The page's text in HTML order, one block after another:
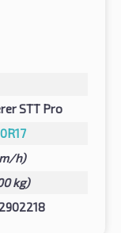
STT Pro
h)
kg)